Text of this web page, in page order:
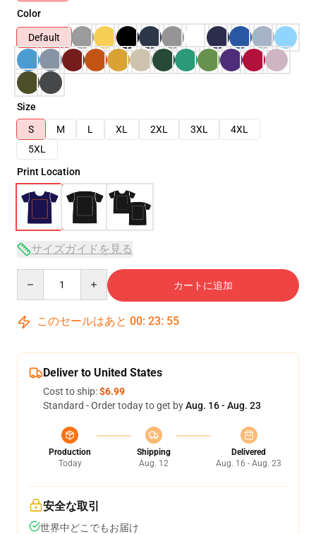
Color
Default
Size
S
M L XL 2XL 3XL
4XL
5XL
Print Location
サイズガイドを見る
カートに追加
このセールはあと 00: 23: 54
Deliver to United States
Cost to ship:$6.99
Standard - Order today to get byAug. 16 - Aug. 23
Production
Today
Shipping
Aug. 12
Delivered
Aug. 16 - Aug. 23
安全な取引
世界中どこでもお届け